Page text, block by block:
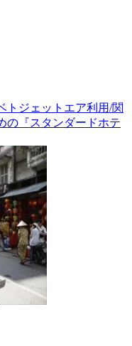
トジェットエア利用/関
の『スタンダードホテ